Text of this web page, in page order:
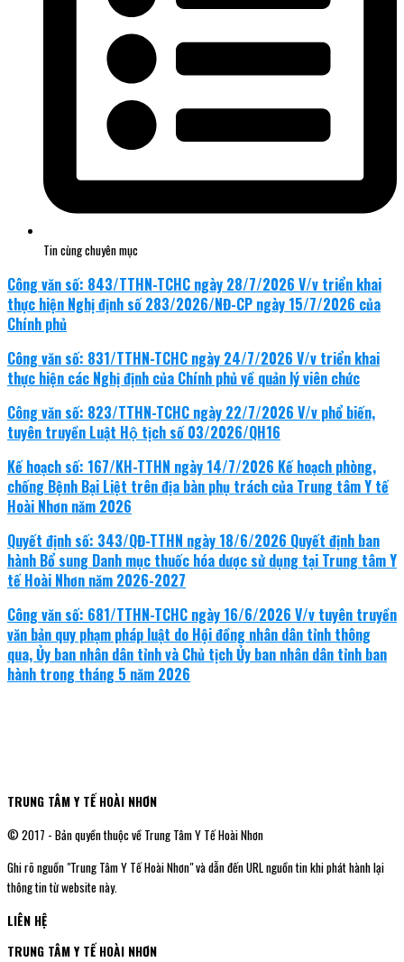
Tin cùng chuyên mục
Công văn số: 843/TTHN-TCHC ngày 28/7/2026 V/v triển khai
thực hiện Nghị định số 283/2026/NĐ-CP ngày 15/7/2026 của
Chính phủ
Công văn số: 831/TTHN-TCHC ngày 24/7/2026 V/v triển khai
thực hiện các Nghị định của Chính phủ về quản lý viên chức
Công văn số: 823/TTHN-TCHC ngày 22/7/2026 V/v phổ biến,
tuyên truyền Luật Hộ tịch số 03/2026/QH16
Kế hoạch số: 167/KH-TTHN ngày 14/7/2026 Kế hoạch phòng,
chống Bệnh Bại Liệt trên địa bàn phụ trách của Trung tâm Y tế
Hoài Nhơn năm 2026
Quyết định số: 343/QĐ-TTHN ngày 18/6/2026 Quyết định ban
hành Bổ sung Danh mục thuốc hóa dược sử dụng tại Trung tâm Y
tế Hoài Nhơn năm 2026-2027
Công văn số: 681/TTHN-TCHC ngày 16/6/2026 V/v tuyên truyền
văn bản quy phạm pháp luật do Hội đồng nhân dân tỉnh thông
qua, Ủy ban nhân dân tỉnh và Chủ tịch Ủy ban nhân dân tỉnh ban
hành trong tháng 5 năm 2026
TRUNG TÂM Y TẾ HOÀI NHƠN
© 2017 - Bản quyền thuộc về Trung Tâm Y Tế Hoài Nhơn
Ghi rõ nguồn "Trung Tâm Y Tế Hoài Nhơn" và dẫn đến URL nguồn tin khi phát hành lại
thông tin từ website này.
LIÊN HỆ
TRUNG TÂM Y TẾ HOÀI NHƠN